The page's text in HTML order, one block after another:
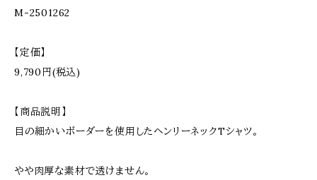
M-2501262
【定価】
9,790円(税込)
【商品説明】
目の細かいボーダーを使用したヘンリーネックTシャツ。
やや肉厚な素材で透けません。